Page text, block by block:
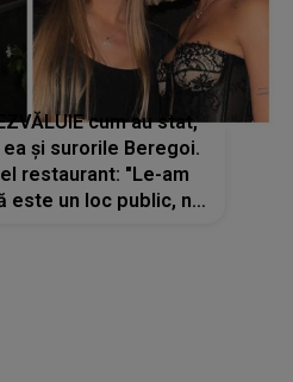
cum au stat,
și surorile Beregoi.
restaurant: "Le-am
este un loc public, nu